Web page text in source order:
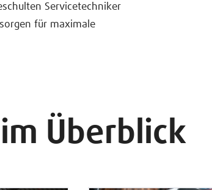
Servicetechniker
für maximale
Überblick